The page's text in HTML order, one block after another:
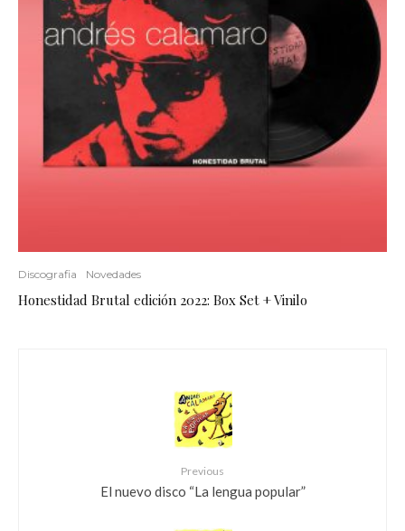
Discografia Novedades
Honestidad Brutal edición 2022: Box Set + Vinilo
Previous
El nuevo disco “La lengua popular”